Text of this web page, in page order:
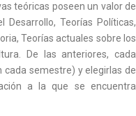
teóricas poseen un valor de
Desarrollo, Teorías Políticas,
Teorías actuales sobre los
De las anteriores, cada
semestre) y elegirlas de
a la que se encuentra